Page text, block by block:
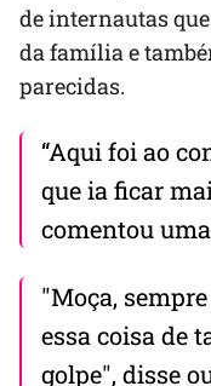
de internautas
da família e
parecidas.
“Aqui foi ao
que ia ficar
comentou
"Moça,
essa coisa de
golpe", disse